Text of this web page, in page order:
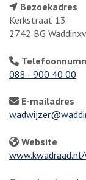
Bezoekadres
Kerkstraat 13
2742 BG
088 - 900 40 00
E-mailadres
Website